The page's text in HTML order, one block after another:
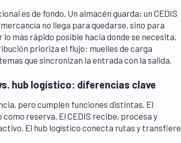
es de fondo. Un almacén guarda; un CEDIS
no llega para quedarse, sino para
más rápido posible hacia donde se necesita.
prioriza el flujo: muelles de carga
que sincronizan la entrada con la salida.
hub logístico: diferencias clave
pero cumplen funciones distintas. El
reserva. El CEDIS recibe, procesa y
El hub logístico conecta rutas y transfiere